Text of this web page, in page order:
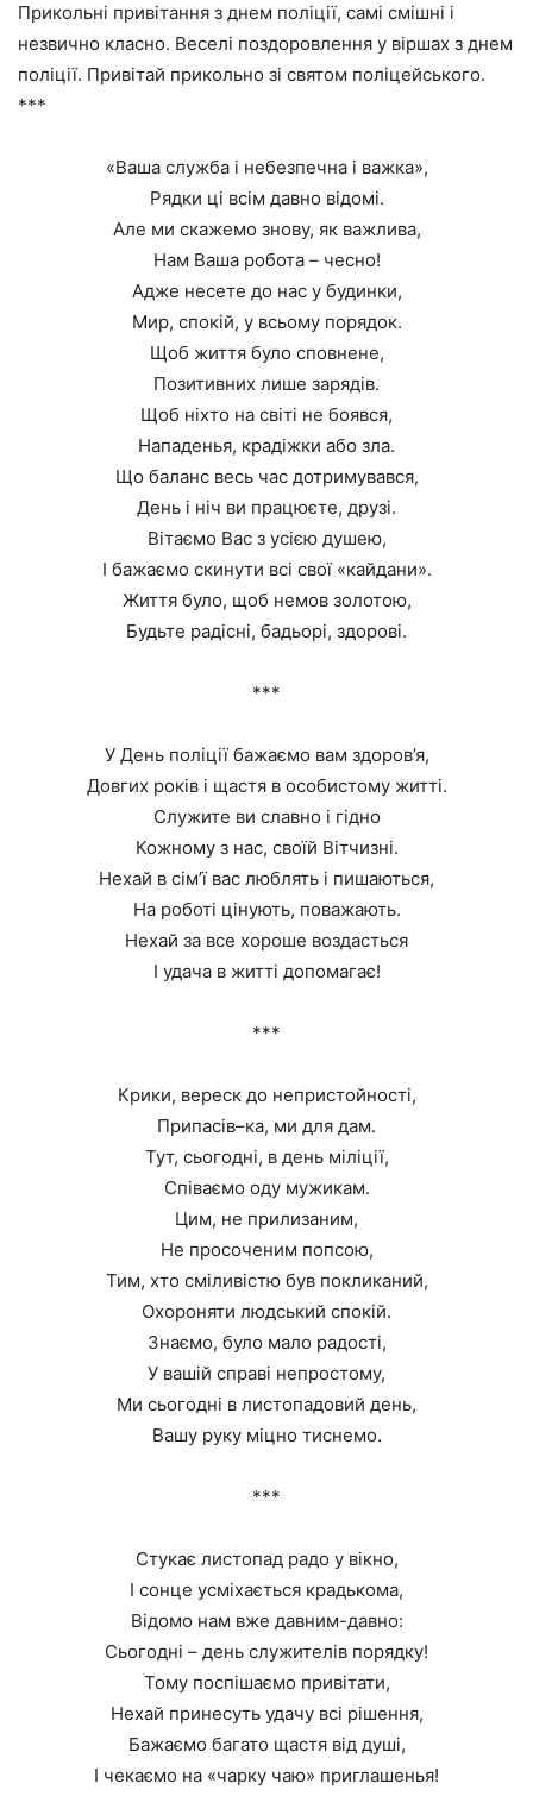
Прикольні привітання з днем поліції, самі смішні і
незвично класно. Веселі поздоровлення у віршах з днем
поліції. Привітай прикольно зі святом поліцейського.
***
«Ваша служба і небезпечна і важка»,
Рядки ці всім давно відомі.
Але ми скажемо знову, як важлива,
Нам Ваша робота – чесно!
Адже несете до нас у будинки,
Мир, спокій, у всьому порядок.
Щоб життя було сповнене,
Позитивних лише зарядів.
Щоб ніхто на світі не боявся,
Нападенья, крадіжки або зла.
Що баланс весь час дотримувався,
День і ніч ви працюєте, друзі.
Вітаємо Вас з усією душею,
І бажаємо скинути всі свої «кайдани».
Життя було, щоб немов золотою,
Будьте радісні, бадьорі, здорові.
***
У День поліції бажаємо вам здоров’я,
Довгих років і щастя в особистому житті.
Служите ви славно і гідно
Кожному з нас, своїй Вітчизні.
Нехай в сім’ї вас люблять і пишаються,
На роботі цінують, поважають.
Нехай за все хороше воздасться
І удача в житті допомагає!
***
Крики, вереск до непристойності,
Припасів–ка, ми для дам.
Тут, сьогодні, в день міліції,
Співаємо оду мужикам.
Цим, не прилизаним,
Не просоченим попсою,
Тим, хто сміливістю був покликаний,
Охороняти людський спокій.
Знаємо, було мало радості,
У вашій справі непростому,
Ми сьогодні в листопадовий день,
Вашу руку міцно тиснемо.
***
Стукає листопад радо у вікно,
І сонце усміхається крадькома,
Відомо нам вже давним-давно:
Сьогодні – день служителів порядку!
Тому поспішаємо привітати,
Нехай принесуть удачу всі рішення,
Бажаємо багато щастя від душі,
І чекаємо на «чарку чаю» приглашенья!